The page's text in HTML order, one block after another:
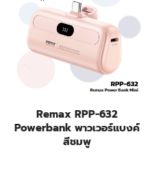
Remax RPP-632
Powerbank พาวเวอร์แบงค์
สีชมพู